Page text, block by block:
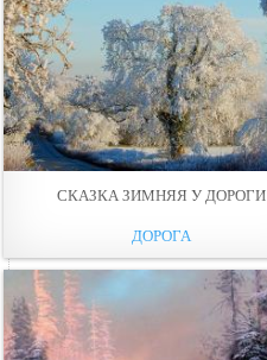
СКАЗКА ЗИМНЯЯ У ДОРОГИ
ДОРОГА